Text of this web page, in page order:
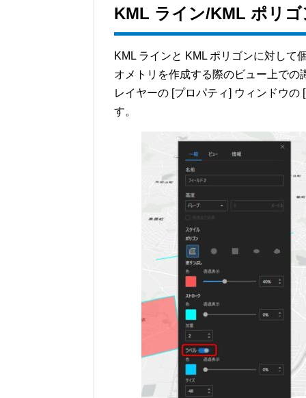
KML ライン/KML ポリ
KML ラインと KML ポリゴンに対して
オメトリを作成する際のビュー上で
レイヤーの [プロパティ] ウィンドウ
す。